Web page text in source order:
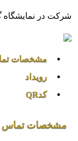
شرکت در نمایشگاه
مشخصات
رویداد
کدQR
مشخصات تماس